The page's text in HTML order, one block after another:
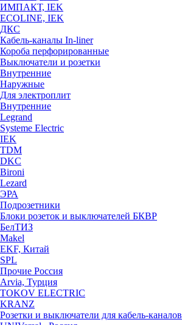
ИМПАКТ, IEK
ECOLINE, IEK
ДКС
Кабель-каналы In-liner
Короба перфорированные
Выключатели и розетки
Внутренние
Наружные
Для электроплит
Внутренние
Legrand
Systeme Electric
IEK
TDM
DKC
Bironi
Lezard
ЭРА
Подрозетники
Блоки розеток и выключателей БКВР
БелТИЗ
Makel
EKF, Китай
SPL
Прочие Россия
Arvia, Турция
TOKOV ELECTRIC
KRANZ
Розетки и выключатели для кабель-каналов